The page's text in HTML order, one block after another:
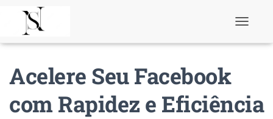
a
v
Acelere Seu Facebook
com Rapidez e Eficiência